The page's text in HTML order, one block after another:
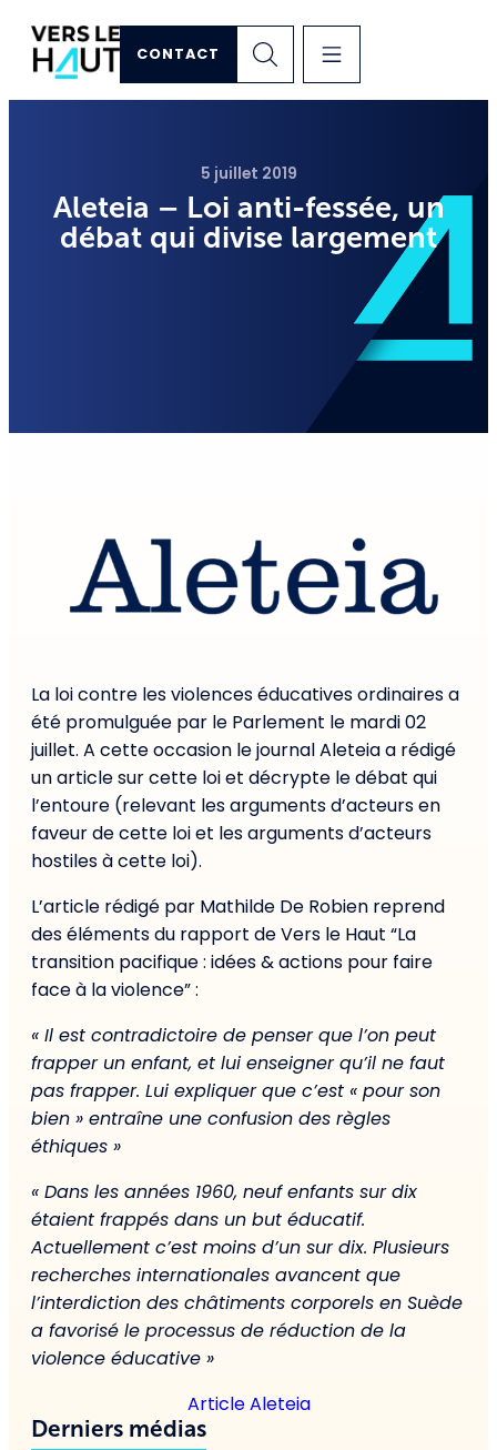
CONTACT
5 juillet 2019
Aleteia – Loi anti-fessée, un
débat qui divise largement
La loi contre les violences éducatives ordinaires a
été promulguée par le Parlement le mardi 02
juillet. A cette occasion le journal Aleteia a rédigé
un article sur cette loi et décrypte le débat qui
l’entoure (relevant les arguments d’acteurs en
faveur de cette loi et les arguments d’acteurs
hostiles à cette loi).
L’article rédigé par Mathilde De Robien reprend
des éléments du rapport de Vers le Haut “La
transition pacifique : idées & actions pour faire
face à la violence” :
« Il est contradictoire de penser que l’on peut
frapper un enfant, et lui enseigner qu’il ne faut
pas frapper. Lui expliquer que c’est « pour son
bien » entraîne une confusion des règles
éthiques »
« Dans les années 1960, neuf enfants sur dix
étaient frappés dans un but éducatif.
Actuellement c’est moins d’un sur dix. Plusieurs
recherches internationales avancent que
l’interdiction des châtiments corporels en Suède
a favorisé le processus de réduction de la
violence éducative »
Article Aleteia
Derniers médias